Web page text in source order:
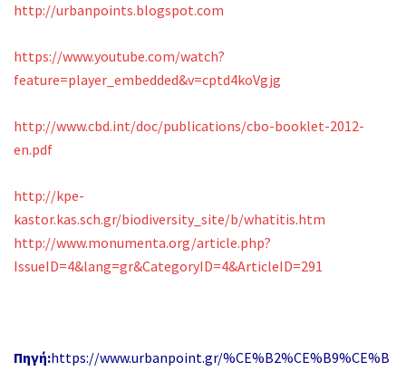
http://urbanpoints.blogspot.com
https://www.youtube.com/watch?
feature=player_embedded&v=cptd4koVgjg
http://www.cbd.int/doc/publications/cbo-booklet-2012-
en.pdf
http://kpe-
kastor.kas.sch.gr/biodiversity_site/b/whatitis.htm
http://www.monumenta.org/article.php?
IssueID=4&lang=gr&CategoryID=4&ArticleID=291
Πηγή:https://www.urbanpoint.gr/%CE%B2%CE%B9%CE%B